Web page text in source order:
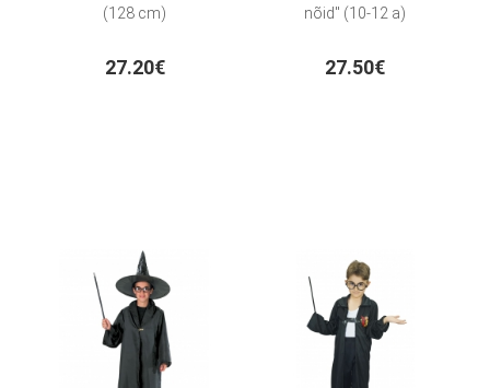
(128 cm)
27.20€
nõid" (10-12 a)
27.50€